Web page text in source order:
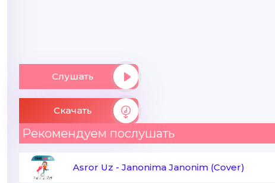
Слушать
Скачать
Рекомендуем послушать
Asror Uz - Janonima Janonim (Cover)